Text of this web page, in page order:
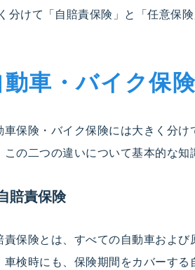
けて「自賠責保険」と「任意保
動車・バイク保
車保険・バイク保険には大きく分
この二つの違いについて基本的な知
賠責保険
責保険とは、すべての自動車およ
車検時にも、保険期間をカバーす